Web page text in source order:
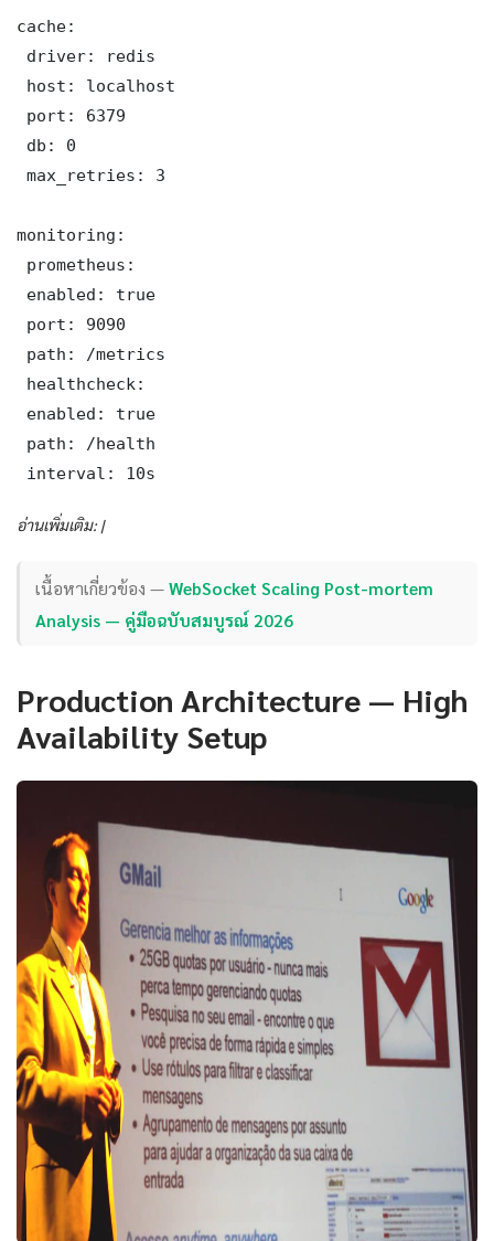
cache:
driver: redis
host: localhost
port: 6379
db: 0
max_retries: 3
monitoring:
prometheus:
enabled: true
port: 9090
path: /metrics
healthcheck:
enabled: true
path: /health
interval: 10s
อ่านเพิ่มเติม: |
เนื้อหาเกี่ยวข้อง —WebSocket Scaling Post-mortem
Analysis — คู่มือฉบับสมบูรณ์ 2026
Production Architecture — High
Availability Setup